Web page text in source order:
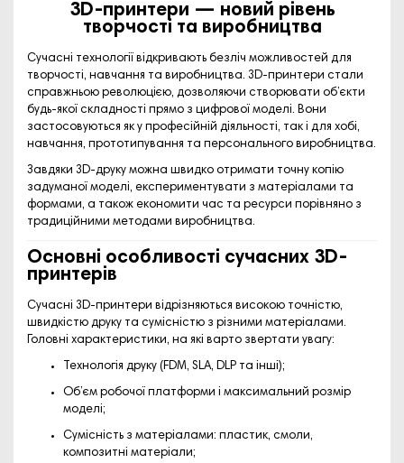
3D-принтери — новий рівень
творчості та виробництва
Сучасні технології відкривають безліч можливостей для
творчості, навчання та виробництва. 3D-принтери стали
справжньою революцією, дозволяючи створювати об’єкти
будь-якої складності прямо з цифрової моделі. Вони
застосовуються як у професійній діяльності, так і для хобі,
навчання, прототипування та персонального виробництва.
Завдяки 3D-друку можна швидко отримати точну копію
задуманої моделі, експериментувати з матеріалами та
формами, а також економити час та ресурси порівняно з
традиційними методами виробництва.
Основні особливості сучасних 3D-
принтерів
Сучасні 3D-принтери відрізняються високою точністю,
швидкістю друку та сумісністю з різними матеріалами.
Головні характеристики, на які варто звертати увагу:
Технологія друку (FDM, SLA, DLP та інші);
Об’єм робочої платформи і максимальний розмір
моделі;
Сумісність з матеріалами: пластик, смоли,
композитні матеріали;